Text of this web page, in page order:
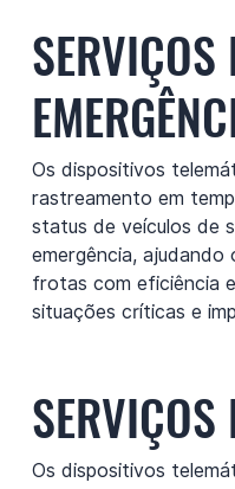
SERVIÇOS
Os dispositivos
rastreamento em
status de veículos de
emergência,
frotas com eficiência
situações críticas e
Os dispositivos